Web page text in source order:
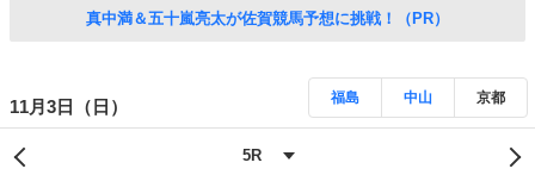
真中満＆五十嵐亮太が佐賀競馬予想に挑戦！（PR）
11月3日（日） 福島 中山 京都